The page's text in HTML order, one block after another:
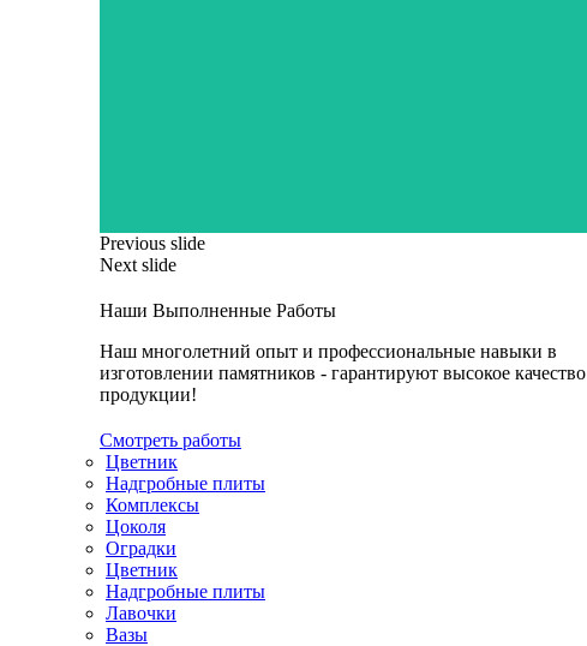
Previous slide
Next slide
Наши Выполненные Работы
Наш многолетний опыт и профессиональные навыки в
изготовлении памятников - гарантируют высокое качество
продукции!
Смотреть работы
Цветник
Надгробные плиты
Комплексы
Цоколя
Оградки
Цветник
Надгробные плиты
Лавочки
Вазы